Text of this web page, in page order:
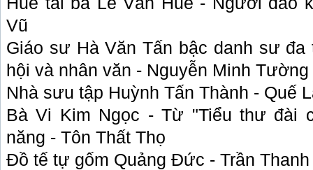
Vũ
Giáo sư Hà Văn Tấn bậc danh sư
hội và nhân văn - Nguyễn Minh Tường
Nhà sưu tập Huỳnh Tấn Thành - Quế
Bà Vi Kim Ngọc - Từ "Tiểu thư đài
năng - Tôn Thất Thọ
Đồ tế tự gốm Quảng Đức - Trần